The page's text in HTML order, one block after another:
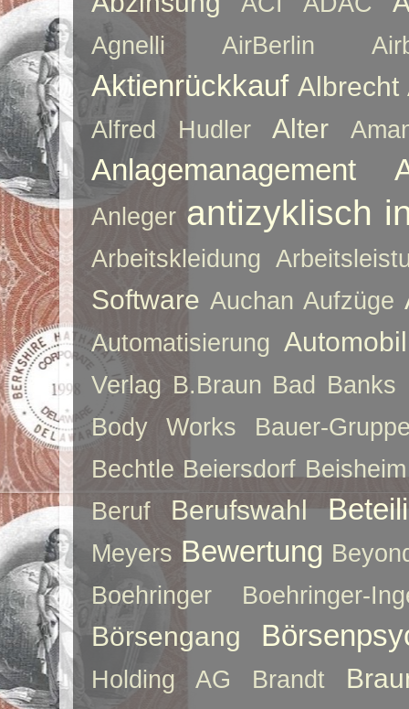
Agnelli AirBerlin
Aktienrückkauf Albrecht
Alfred Hudler Alter
Anlagemanagement
Anleger antizyklisch
Arbeitskleidung
Software Auchan Aufzüge
Automatisierung
Verlag B.Braun Bad Banks
Body Works
Bauer-
Bechtle Beiersdorf Beisheim
Beruf
Berufswahl
Meyers Bewertung
Boehringer
Boehringer-
Börsengang
Holding AG Brandt